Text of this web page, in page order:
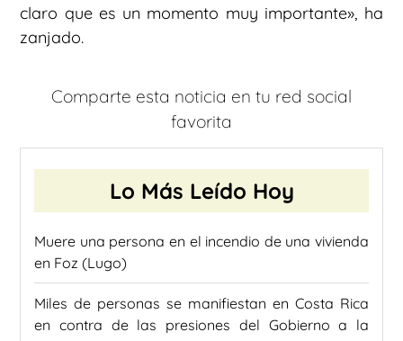
claro que es un momento muy importante», ha
zanjado.
Comparte esta noticia en tu red social
favorita
Lo Más Leído Hoy
Muere una persona en el incendio de una vivienda
en Foz (Lugo)
Miles de personas se manifiestan en Costa Rica
en contra de las presiones del Gobierno a la